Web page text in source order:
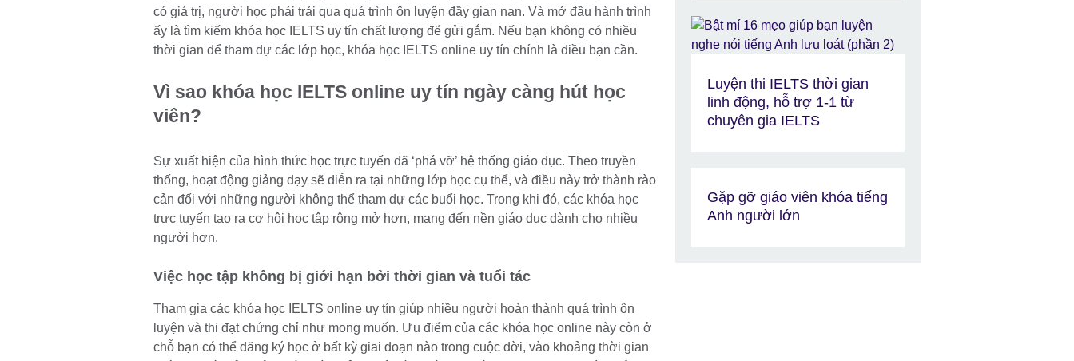
có giá trị, người học phải trải qua quá trình ôn luyện đầy gian nan. Và mở đầu hành trình
ấy là tìm kiếm khóa học IELTS uy tín chất lượng để gửi gắm. Nếu bạn không có nhiều
thời gian để tham dự các lớp học, khóa học IELTS online uy tín chính là điều bạn cần.
Vì sao khóa học IELTS online uy tín ngày càng hút học
viên?
Sự xuất hiện của hình thức học trực tuyến đã ‘phá vỡ’ hệ thống giáo dục. Theo truyền
thống, hoạt động giảng dạy sẽ diễn ra tại những lớp học cụ thể, và điều này trở thành rào
cản đối với những người không thể tham dự các buổi học. Trong khi đó, các khóa học
trực tuyến tạo ra cơ hội học tập rộng mở hơn, mang đến nền giáo dục dành cho nhiều
người hơn.
Việc học tập không bị giới hạn bởi thời gian và tuổi tác
Tham gia các khóa học IELTS online uy tín giúp nhiều người hoàn thành quá trình ôn
luyện và thi đạt chứng chỉ như mong muốn. Ưu điểm của các khóa học online này còn ở
chỗ bạn có thể đăng ký học ở bất kỳ giai đoạn nào trong cuộc đời, vào khoảng thời gian
Luyện thi IELTS thời gian
linh động, hỗ trợ 1-1 từ
chuyên gia IELTS
Gặp gỡ giáo viên khóa tiếng
Anh người lớn